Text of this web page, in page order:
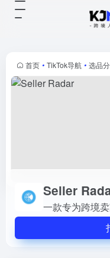
首页 • TikTok导航 • 选品
Seller
选品、竞价、入仓、批量跟
采集在内的多种功能